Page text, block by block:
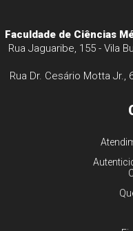
Faculdade de Ciências
Rua Jaguaribe, 155 - Vila
Rua Dr. Cesário Motta Jr.,